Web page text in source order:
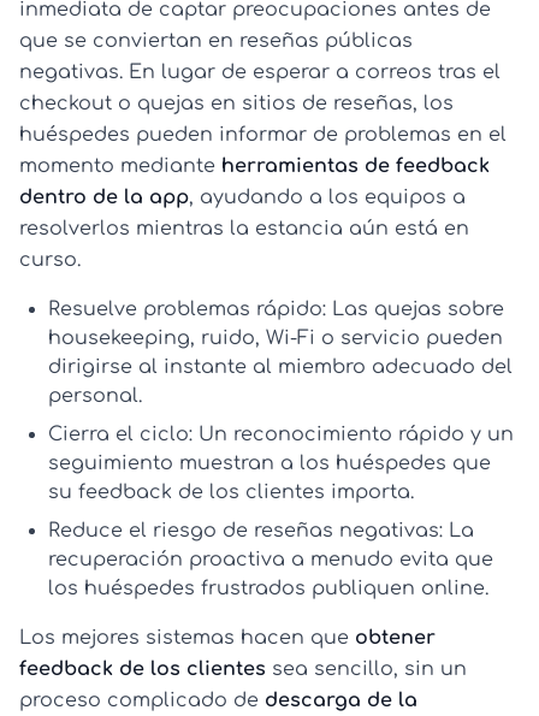
inmediata de captar preocupaciones antes de
que se conviertan en reseñas públicas
negativas. En lugar de esperar a correos tras el
checkout o quejas en sitios de reseñas, los
huéspedes pueden informar de problemas en el
momento mediante herramientas de feedback
dentro de la app, ayudando a los equipos a
resolverlos mientras la estancia aún está en
curso.
Resuelve problemas rápido: Las quejas sobre
housekeeping, ruido, Wi‑Fi o servicio pueden
dirigirse al instante al miembro adecuado del
personal.
Cierra el ciclo: Un reconocimiento rápido y un
seguimiento muestran a los huéspedes que
su feedback de los clientes importa.
Reduce el riesgo de reseñas negativas: La
recuperación proactiva a menudo evita que
los huéspedes frustrados publiquen online.
Los mejores sistemas hacen que obtener
feedback de los clientes sea sencillo, sin un
proceso complicado de descarga de la